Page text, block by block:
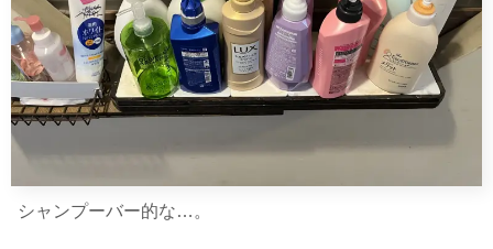
シャンプーバー的な…。